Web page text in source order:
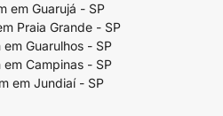
em Guarujá - SP
Praia Grande - SP
Guarulhos - SP
em Campinas - SP
em Jundiaí - SP